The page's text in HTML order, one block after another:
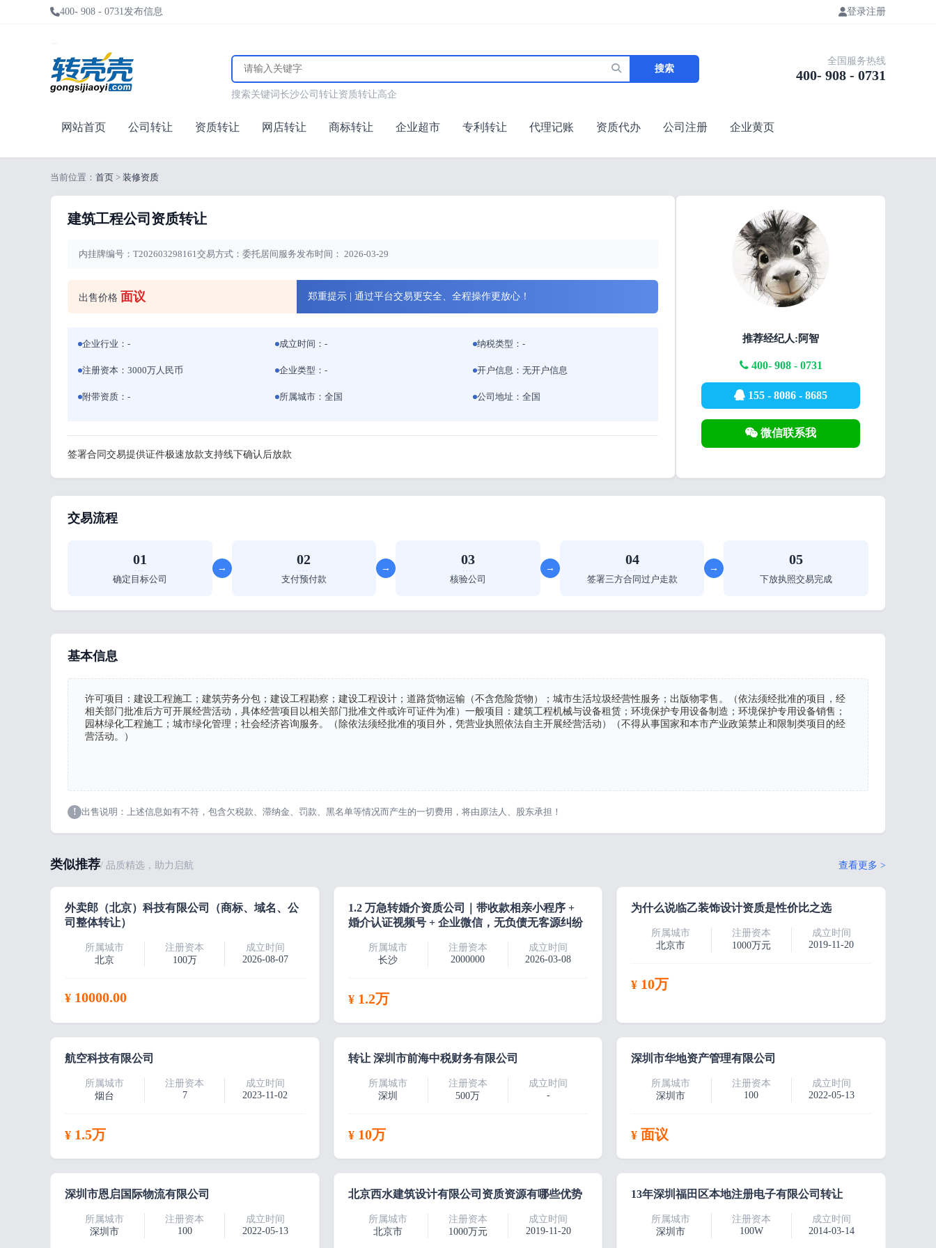
400- 908 - 0731发布信息 登录注册
搜索
搜索关键词 长沙公司转让资质转让高企
全国服务热线
400- 908 - 0731
网站首页 公司转让 资质转让 网店转让 商标转让 企业超市 专利转让 代理记账 资质代办 公司注册 企业黄页
当前位置： 首页 > 装修资质
建筑工程公司资质转让
内挂牌编号：T202603298161交易方式：委托居间服务发布时间： 2026-03-29
出售价格 面议 郑重提示 | 通过平台交易更安全、全程操作更放心！
企业行业：-
注册资本：3000万人民币
附带资质：-
成立时间：-
企业类型：-
所属城市：全国
纳税类型：-
开户信息：无开户信息
公司地址：全国
签署合同 交易提供证件极速放款支持线下确认后放款
推荐经纪人:阿智
400- 908 - 0731
155 - 8086 - 8685
微信联系我
交易流程
01
···
确定目标公司
→
02
···
支付预付款
→
03
···
核验公司
→
04
···
签署三方合同过户走款
→
05
···
下放执照交易完成
基本信息
许可项目：建设工程施工；建筑劳务分包；建设工程勘察；建设工程设计；道路货物运输（不含危险货物）；城市生活垃圾经营性服务；出版物零售。（依法须经批准的项目，经
相关部门批准后方可开展经营活动，具体经营项目以相关部门批准文件或许可证件为准）一般项目：建筑工程机械与设备租赁；环境保护专用设备制造；环境保护专用设备销售；
园林绿化工程施工；城市绿化管理；社会经济咨询服务。（除依法须经批准的项目外，凭营业执照依法自主开展经营活动）（不得从事国家和本市产业政策禁止和限制类项目的经
营活动。）
! 出售说明：上述信息如有不符，包含欠税款、滞纳金、罚款、黑名单等情况而产生的一切费用，将由原法人、股东承担！
类似推荐/ 品质精选，助力启航 查看更多 >
外卖郎（北京）科技有限公司（商标、域名、公
司整体转让）
所属城市
北京
注册资本
100万
成立时间
2026-08-07
¥ 10000.00
1.2 万急转婚介资质公司｜带收款相亲小程序 +
婚介认证视频号 + 企业微信，无负债无客源纠纷
所属城市
长沙
注册资本
2000000
成立时间
2026-03-08
¥ 1.2万
为什么说临乙装饰设计资质是性价比之选
所属城市
北京市
注册资本
1000万元
成立时间
2019-11-20
¥ 10万
航空科技有限公司
所属城市
烟台
注册资本
7
成立时间
2023-11-02
¥ 1.5万
转让 深圳市前海中税财务有限公司
所属城市
深圳
注册资本
500万
成立时间
-
¥ 10万
深圳市华地资产管理有限公司
所属城市
深圳市
注册资本
100
成立时间
2022-05-13
¥ 面议
深圳市恩启国际物流有限公司
所属城市
深圳市
注册资本
100
成立时间
2022-05-13
北京西水建筑设计有限公司资质资源有哪些优势
所属城市
北京市
注册资本
1000万元
成立时间
2019-11-20
13年深圳福田区本地注册电子有限公司转让
所属城市
深圳市
注册资本
100W
成立时间
2014-03-14